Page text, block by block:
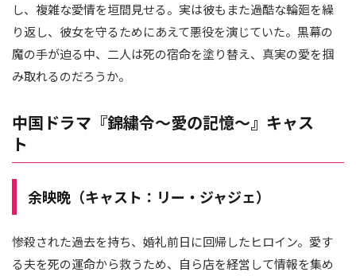
し、複雑な愛情を垣間見せる。実は彼もまた過酷な輪廻を繰
り返し、彼女を守るためにあえて悪役を演じていた。黒幕の
魔の手が迫る中、二人は死の宿命を塗り替え、真実の愛を掴
み取れるのだろうか。
中国ドラマ『錦繍令～愛の記憶～』キャス
ト
余映晩（キャスト：リー・ジャジェ）
惨殺された過去を持ち、婚礼前日に回帰したヒロイン。愛す
る夫を死の運命から救うため、自ら店を経営して情報を集め